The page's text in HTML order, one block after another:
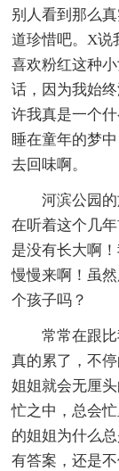
别人看到那么
道珍惜吧。X说
喜欢粉红这种
话，因为我始
许我真是一个
睡在童年的梦
去回味啊。
河滨公园
在听着这个几
是没有长大啊
慢慢来啊！虽
个孩子吗？
常常在跟
真的累了，不
姐姐就会无厘
忙之中，总会
的姐姐为什么
有答案，还是